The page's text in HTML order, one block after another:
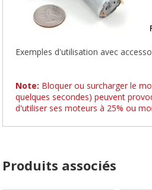
Exemples d'utilisation avec
Note: Bloquer ou surcharger le
quelques secondes) peuvent
d'utiliser ses moteurs à 25% ou
Produits associés